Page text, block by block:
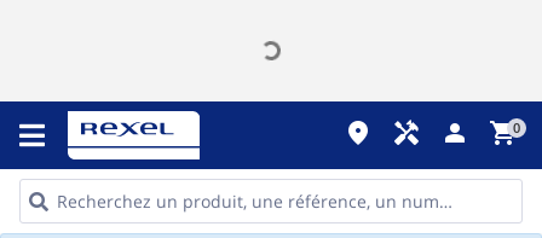
place handyman person shopping_cart0